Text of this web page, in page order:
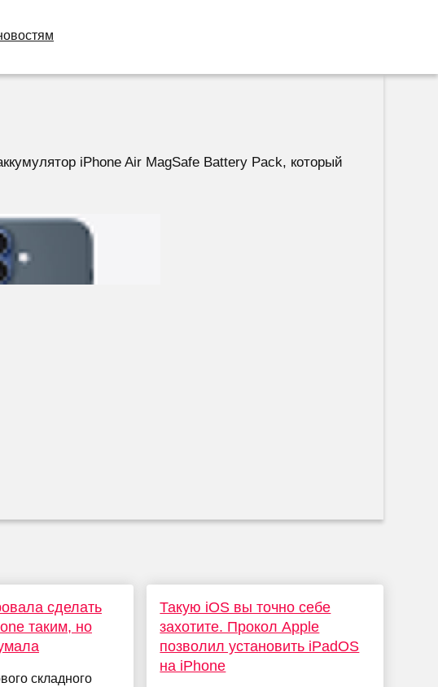
iPhone Air MagSafe Battery Pack, который
сделать
таким, но
складного
Такую iOS вы точно себе
захотите. Прокол Apple
позволил установить iPadOS
на iPhone